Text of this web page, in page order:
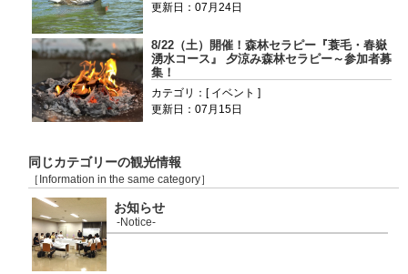
更新日：07月24日
8/22（土）開催！森林セラピー『蓑毛・春嶽
湧水コース』 夕涼み森林セラピー～参加者募
集！
カテゴリ：[ イベント ]
更新日：07月15日
同じカテゴリーの観光情報
［Information in the same category］
お知らせ
-Notice-